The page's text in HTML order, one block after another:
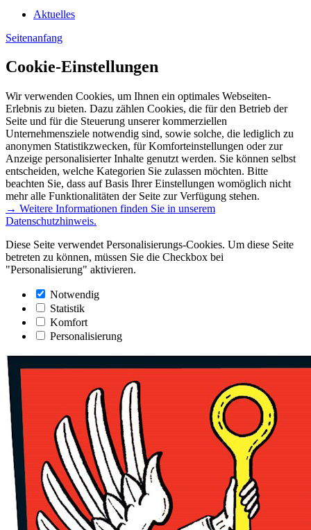
Aktuelles
Seitenanfang
Cookie-Einstellungen
Wir verwenden Cookies, um Ihnen ein optimales Webseiten-
Erlebnis zu bieten. Dazu zählen Cookies, die für den Betrieb der
Seite und für die Steuerung unserer kommerziellen
Unternehmensziele notwendig sind, sowie solche, die lediglich zu
anonymen Statistikzwecken, für Komforteinstellungen oder zur
Anzeige personalisierter Inhalte genutzt werden. Sie können selbst
entscheiden, welche Kategorien Sie zulassen möchten. Bitte
beachten Sie, dass auf Basis Ihrer Einstellungen womöglich nicht
mehr alle Funktionalitäten der Seite zur Verfügung stehen.
→ Weitere Informationen finden Sie in unserem
Datenschutzhinweis.
Diese Seite verwendet Personalisierungs-Cookies. Um diese Seite
betreten zu können, müssen Sie die Checkbox bei
"Personalisierung" aktivieren.
Notwendig
Statistik
Komfort
Personalisierung